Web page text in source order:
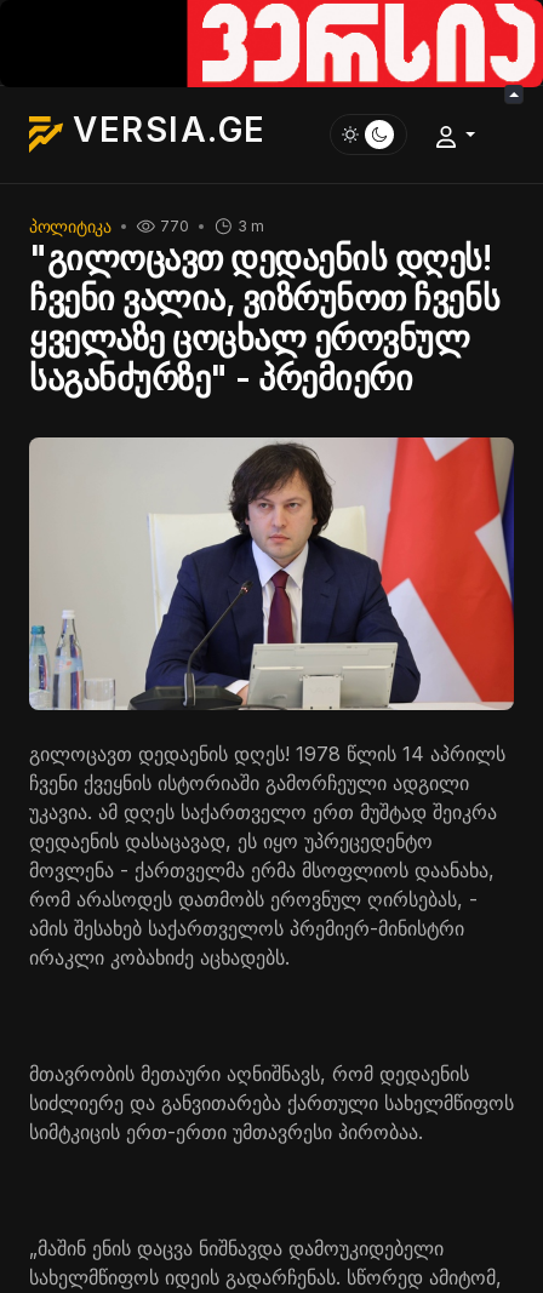
VERSIA.GE
ᲞᲝᲚᲘᲢᲘᲙᲐ 3 m
770
"გილოცავთ დედაენის დღეს!
ჩვენი ვალია, ვიზრუნოთ ჩვენს
ყველაზე ცოცხალ ეროვნულ
საგანძურზე" - პრემიერი
გილოცავთ დედაენის დღეს! 1978 წლის 14 აპრილს
ჩვენი ქვეყნის ისტორიაში გამორჩეული ადგილი
უკავია. ამ დღეს საქართველო ერთ მუშტად შეიკრა
დედაენის დასაცავად, ეს იყო უპრეცედენტო
მოვლენა - ქართველმა ერმა მსოფლიოს დაანახა,
რომ არასოდეს დათმობს ეროვნულ ღირსებას, -
ამის შესახებ საქართველოს პრემიერ-მინისტრი
ირაკლი კობახიძე აცხადებს.
მთავრობის მეთაური აღნიშნავს, რომ დედაენის
სიძლიერე და განვითარება ქართული სახელმწიფოს
სიმტკიცის ერთ-ერთი უმთავრესი პირობაა.
„მაშინ ენის დაცვა ნიშნავდა დამოუკიდებელი
სახელმწიფოს იდეის გადარჩენას. სწორედ ამიტომ,